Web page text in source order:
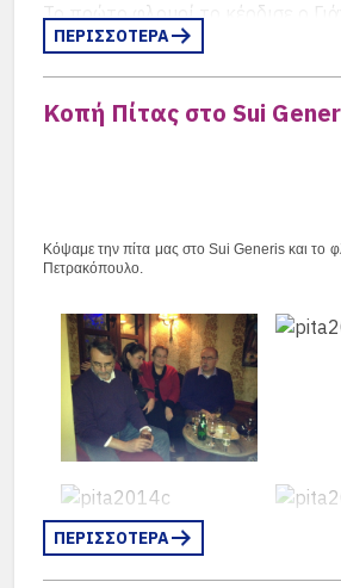
Αριστερά ο Άρης Λιακόπουλος με
Θανάσης
Τάνια Δασκαρόλη
– Τένια Παπαδάκη
– Απ. Τσαούσης
Τένια
Θανάσης
Το πρώτο φλουρί το κέρδισε ο
το δεύτερο ο γιος της Άννας
απόφοιτο και σε έναν απόφοιτο.
Τα δώρα ήταν πολλά και
τα έφεραν, αλλά και σε όλους
λαχνούς ενισχύοντας έτσι το
Τηρώντας μία παράδοση
Κωνσταντίνος
του 2001, προσέφερε
ένα κόσμημααπό το
κοσμηματοπωλείο
Πατέρας
τα3 γούρια
ένα σε κάθε πίτα
ΠΕΡΙΣΣΟΤΕΡΑ
Κοπή Πίτας στο Sui
Κόψαμε την πίτα μας στο Sui Generis και το
Πετρακόπουλο.
ΠΕΡΙΣΣΟΤΕΡΑ